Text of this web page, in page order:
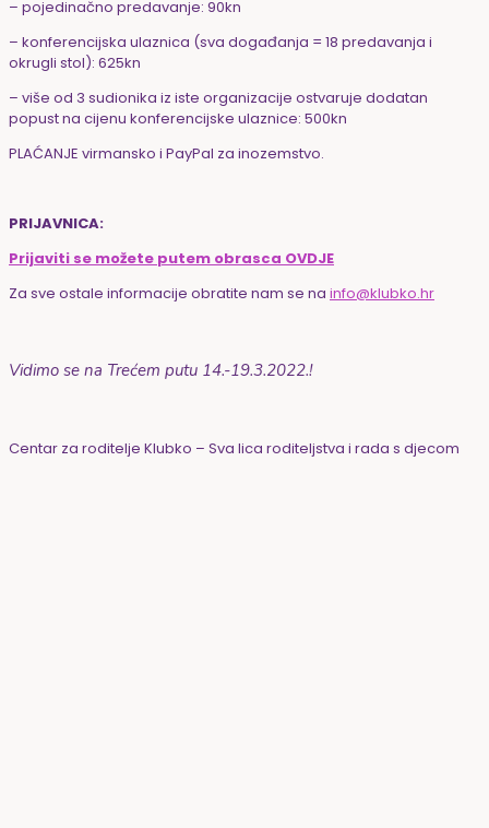
– pojedinačno predavanje: 90kn
– konferencijska ulaznica (sva događanja = 18 predavanja i
okrugli stol): 625kn
– više od 3 sudionika iz iste organizacije ostvaruje dodatan
popust na cijenu konferencijske ulaznice: 500kn
PLAĆANJE virmansko i PayPal za inozemstvo.
PRIJAVNICA:
Prijaviti se možete putem obrasca OVDJE
Za sve ostale informacije obratite nam se na info@klubko.hr
Vidimo se na Trećem putu 14.-19.3.2022.!
Centar za roditelje Klubko – Sva lica roditeljstva i rada s djecom